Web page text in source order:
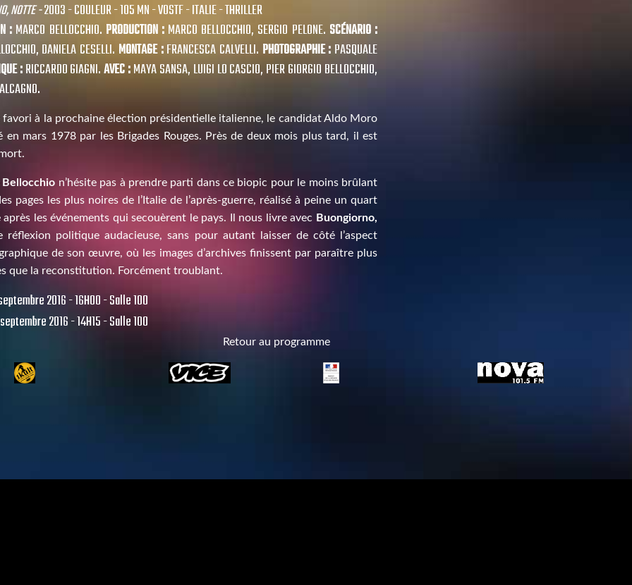
NOTTE -2003 - COULEUR - 105 MN - VOSTF - ITALIE - THRILLER
: MARCO BELLOCCHIO. PRODUCTION : MARCO BELLOCCHIO, SERGIO PELONE. SCÉNARIO :
DANIELA CESELLI. MONTAGE :FRANCESCA CALVELLI. PHOTOGRAPHIE : PASQUALE
:RICCARDO GIAGNI.AVEC :MAYA SANSA, LUIGI LO CASCIO, PIER GIORGIO BELLOCCHIO,
favori à la prochaine élection présidentielle italienne, le candidat Aldo Moro
en mars 1978 par les Brigades Rouges. Près de deux mois plus tard, il est
Bellocchio n’hésite pas à prendre parti dans ce biopic pour le moins brûlant
pages les plus noires de l’Italie de l’après-guerre, réalisé à peine un quart
après les événements qui secouèrent le pays. Il nous livre avec Buongiorno,
réflexion politique audacieuse, sans pour autant laisser de côté l’aspect
de son œuvre, où les images d’archives finissent par paraître plus
que la reconstitution. Forcément troublant.
2016 - 16H00 - Salle 100
2016 - 14H15 - Salle 100
Retour au programme